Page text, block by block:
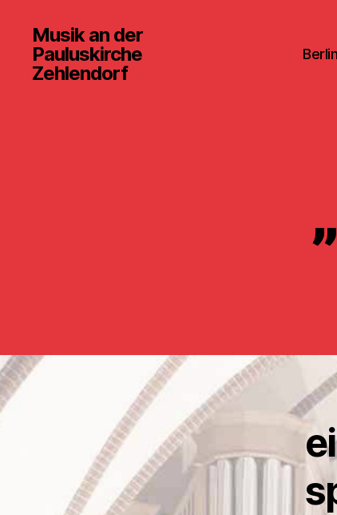
Musik an der
Pauluskirche
Zehlendorf